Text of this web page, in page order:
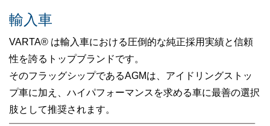
輸入車
VARTA® は輸入車における圧倒的な純正採用実績と信頼
性を誇るトップブランドです。
そのフラッグシップであるAGMは、アイドリングストッ
プ車に加え、ハイパフォーマンスを求める車に最善の選択
肢として推奨されます。